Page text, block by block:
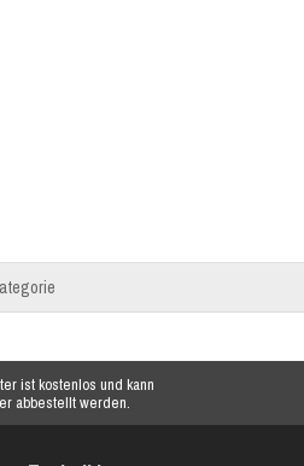
ist kostenlos und kann
abbestellt werden.